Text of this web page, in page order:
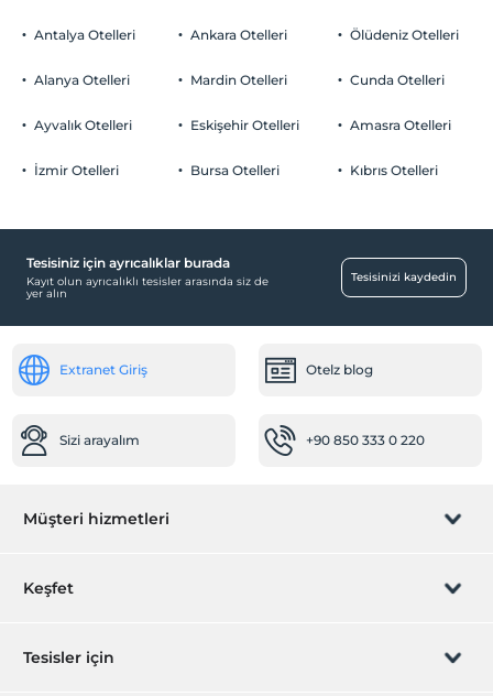
Antalya Otelleri
Alanya Otelleri
Ayvalık Otelleri
İzmir Otelleri
Ankara Otelleri
Mardin Otelleri
Eskişehir Otelleri
Bursa Otelleri
Ölüdeniz Otelleri
Cunda Otelleri
Amasra Otelleri
Kıbrıs Otelleri
Tesisiniz için ayrıcalıklar burada
Kayıt olun ayrıcalıklı tesisler arasında siz de
yer alın
Tesisinizi kaydedin
Extranet Giriş Otelz blog
Sizi arayalım +90 850 333 0 220
Müşteri hizmetleri
Rezervasyon yönet
Keşfet
Hediye Kart
Tesisler için